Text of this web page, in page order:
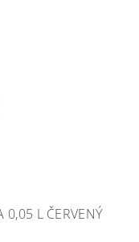
0,05 L ČERVENÝ